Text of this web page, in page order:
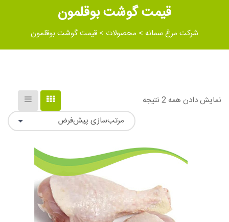
قیمت گوشت بوقلمون
شرکت مرغ سمانه > محصولات > قیمت گوشت بوقلمون
نمایش دادن همه 2 نتیجه
مرتب‌سازی پیش‌فرض